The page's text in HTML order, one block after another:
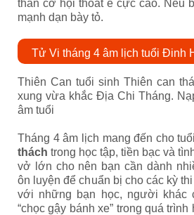
thân cơ hội thoát ế cực cao. Nếu
mạnh dạn bày tỏ.
Tử Vi tháng 4 âm lịch tuổi Đinh
Thiên Can tuổi sinh Thiên can
xung vừa khắc Địa Chi Tháng.
âm tuổi
Tháng 4 âm lịch mang đến cho
thách trong học tập, tiền bạc và
vở lớn cho nên bạn cần dành
ôn luyện để chuẩn bị cho các kỳ
với những bạn học, người khác
“chọc gậy bánh xe” trong quá